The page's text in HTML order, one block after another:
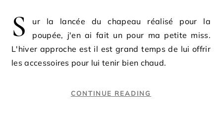
S
ur la lancée du chapeau réalisé pour la
poupée, j'en ai fait un pour ma petite miss.
L'hiver approche est il est grand temps de lui offrir
les accessoires pour lui tenir bien chaud.
CONTINUE READING